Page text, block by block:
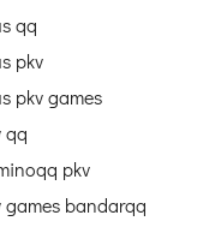
qq
pkv
pkv games
qq
pkv
games bandarqq